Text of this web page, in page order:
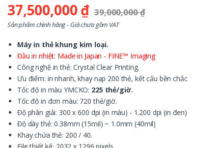
37,500,000 ₫ 39,000,000₫
Sản phẩm chính hãng - Giá chưa gồm VAT
Máy in thẻ khung kim loại.
Đầu in nhiệt: Made in Japan - FINE™ Imaging
Công nghệ in thẻ: Crystal Clear Printing.
Ưu điểm: in nhanh, khay nạp 200 thẻ, kết cấu bền chắc
Tốc độ in màu YMCKO: 225 thẻ/giờ.
Tốc độ in đơn màu: 720 thẻ/giờ.
Độ phân giải: 300 x 600 dpi (in màu) - 1.200 dpi (in đen)
Độ dày thẻ: 0.38mm (15mil) ~ 1.0mm (40mil)
Khay chứa thẻ: 200 / 40.